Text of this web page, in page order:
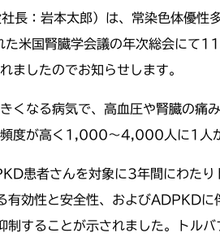
長：岩本太郎）は、常染色体優性
米国腎臓学会議の年次総会にて
ましたのでお知らせします。
くなる病気で、高血圧や腎臓の痛
度が高く1,000〜4,000人に1人が
患者さんを対象に3年間にわたり
効性と安全性、およびADPKD
することが示されました。トル